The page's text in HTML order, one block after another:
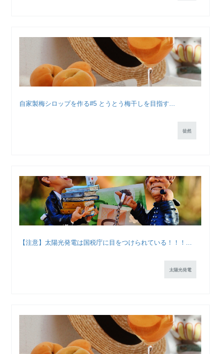
自家製梅シロップを作る#5 とうとう梅干しを目指す...
徒然
【注意】太陽光発電は国税庁に目をつけられている！！！...
太陽光発電